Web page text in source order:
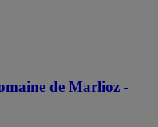
de Marlioz -